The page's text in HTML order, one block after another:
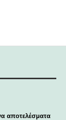
αποτελέσματα